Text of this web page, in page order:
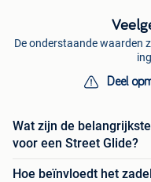
De onderstaande waarden
Deel
Wat zijn de
voor een Street Glide?
Hoe beïnvloedt het